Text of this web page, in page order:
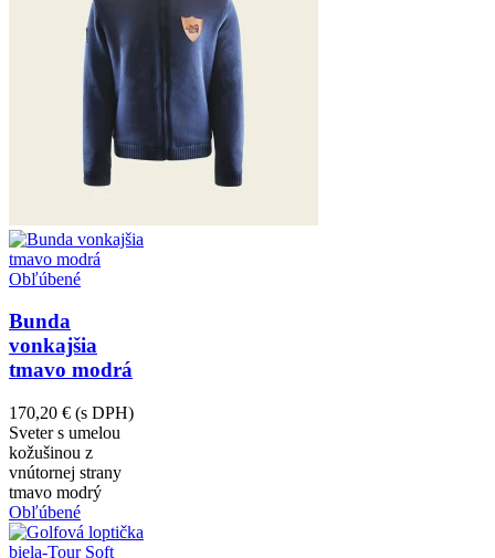
Obľúbené
Bunda
vonkajšia
tmavo modrá
170,20 € (s DPH)
Sveter s umelou
kožušinou z
vnútornej strany
tmavo modrý
Obľúbené